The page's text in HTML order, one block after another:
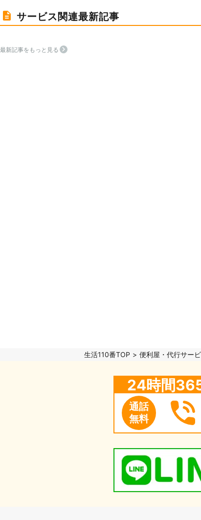
サービス関連最新記事
最新記事をもっと見る
生活110番TOP 便利屋・代行サー
24時間
通話
無料